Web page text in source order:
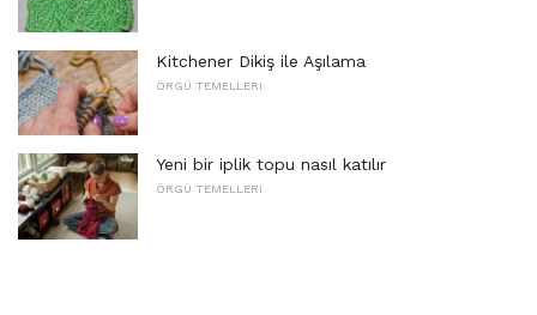
Kitchener Dikiş ile Aşılama
ÖRGÜ TEMELLERI
Yeni bir iplik topu nasıl katılır
ÖRGÜ TEMELLERI